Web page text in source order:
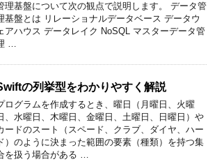
理基盤について次の観点で説明します。 データ管
基盤とは リレーショナルデータベース データウ
アハウス データレイク NoSQL マスターデータ管
…
の列挙型をわかりやすく解説
ログラムを作成するとき、曜日（月曜日、火曜
、水曜日、木曜日、金曜日、土曜日、日曜日）や
ードのスート（スペード、クラブ、ダイヤ、ハー
）のように決まった範囲の要素（種類）を持つ集
を扱う場合がある …